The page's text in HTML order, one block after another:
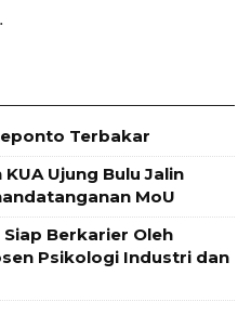
Terbakar
Ujung Bulu Jalin
MoU
Berkarier Oleh
Psikologi Industri dan